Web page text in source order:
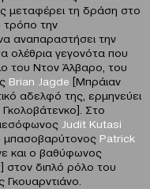
μεταφέρει τη δράση στο
τρόπο την
αναπαραστήσει την
ολέθρια γεγονότα που
του Ντον Άλβαρο, του
Brian Jagde [Mπράιαν
αδελφό της, ερμηνεύει
Γκoλoβάτενκο]. Στο
Judit Kutasi
μπασοβαρύτονος Patrick
και ο βαθύφωνος
διπλό ρόλο του